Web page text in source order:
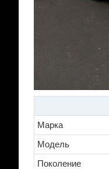
Марка
Модель
Поколение